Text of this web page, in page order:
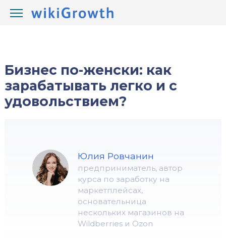
wikiGrowth.com / Блоги /
Бизнес по-женски: как
зарабатывать легко и с
удовольствием?
Юлия Ровчанин
предприниматель, автор
курса по заработку на
маркетплейсах,
основательница
нескольких магазинов на
Wildberries и Ozon